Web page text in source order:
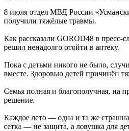
8 июля отдел МВД России
получили тяжёлые травмы.
Как рассказали GOROD48 в
решил ненадолго отойти в аптеку.
Пока с детьми никого не было,
вместе. Здоровью детей причинён
Семья полная и благополучная, на
решение.
Каждое лето — одна и та же
сетка — не защита, а ловушка для